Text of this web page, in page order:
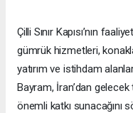
Çilli Sınır Kapısı’nın
gümrük hizmetleri,
yatırım ve istihdam
Bayram, İran’dan
önemli katkı sunacağını